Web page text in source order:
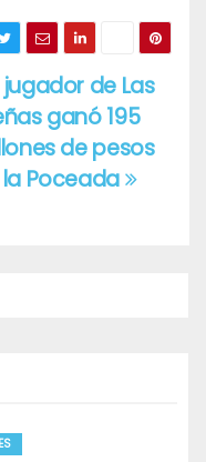
jugador de Las
ganó 195
de pesos
Poceada